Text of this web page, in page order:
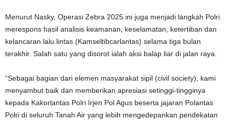
Menurut Nasky, Operasi Zebra 2025 ini juga menjadi langkah Polri
merespons hasil analisis keamanan, keselamatan, ketertiban dan
kelancaran lalu lintas (Kamseltibcarlantas) selama tiga bulan
terakhir. Salah satu yang disorot ialah aksi balap liar di jalan raya.
“Sebagai bagian dari elemen masyarakat sipil (civil society), kami
menyambut baik dan memberikan apresiasi setinggi-tingginya
kepada Kakorlantas Polri Irjen Pol Agus beserta jajaran Polantas
Polri di seluruh Tanah Air yang lebih mengedepankan pendekatan